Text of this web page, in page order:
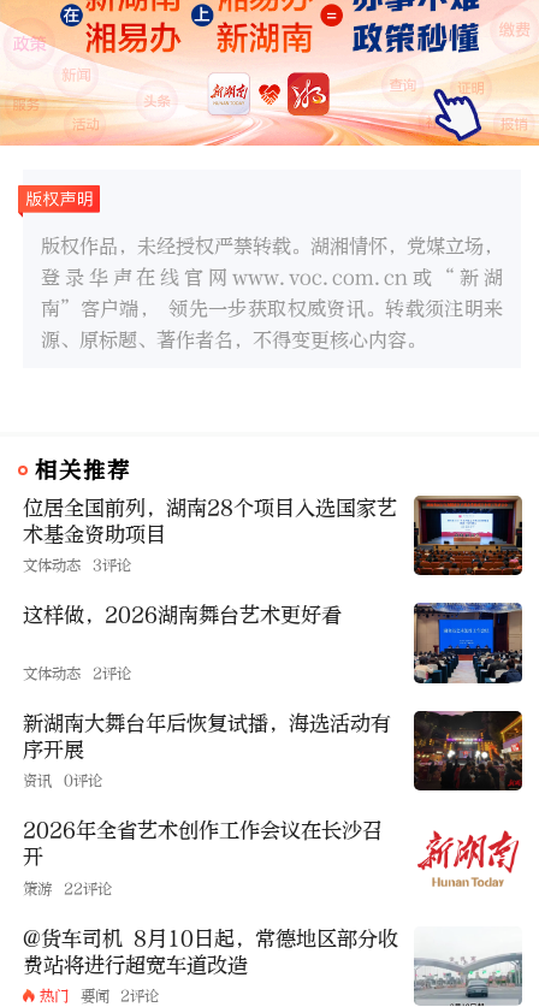
版权作品，未经授权严禁转载。湖湘情怀，党媒立场，
登录华声在线官网www.voc.com.cn或“新湖
南”客户端， 领先一步获取权威资讯。转载须注明来
源、原标题、著作者名，不得变更核心内容。
相关推荐
位居全国前列，湖南28个项目入选国家艺
术基金资助项目
文体动态 3评论
这样做，2026湖南舞台艺术更好看
文体动态 2评论
新湖南大舞台年后恢复试播，海选活动有
序开展
资讯 0评论
2026年全省艺术创作工作会议在长沙召
开
策游 22评论
@货车司机 8月10日起，常德地区部分收
费站将进行超宽车道改造
热门 要闻 2评论